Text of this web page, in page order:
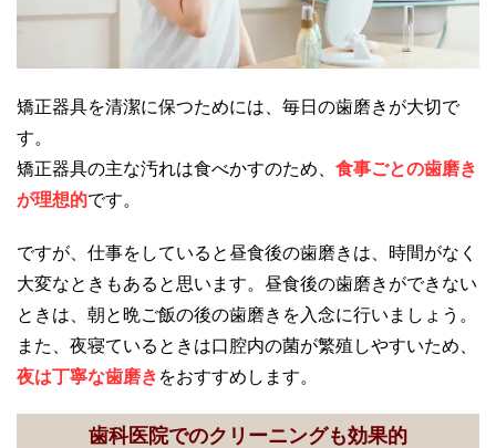
矯正器具を清潔に保つためには、毎日の歯磨きが大切で
す。
矯正器具の主な汚れは食べかすのため、 食事ごとの歯磨き
が理想的です。
ですが、仕事をしていると昼食後の歯磨きは、時間がなく
大変なときもあると思います。昼食後の歯磨きができない
ときは、朝と晩ご飯の後の歯磨きを入念に行いましょう。
また、夜寝ているときは口腔内の菌が繁殖しやすいため、
夜は丁寧な歯磨き をおすすめします。
歯科医院でのクリーニングも効果的